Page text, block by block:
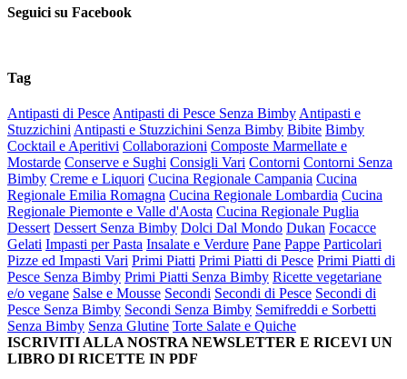
Seguici su Facebook
Tag
Antipasti di Pesce Antipasti di Pesce Senza Bimby Antipasti e
Stuzzichini Antipasti e Stuzzichini Senza Bimby Bibite Bimby
Cocktail e Aperitivi Collaborazioni Composte Marmellate e
Mostarde Conserve e Sughi Consigli Vari Contorni Contorni Senza
Bimby Creme e Liquori Cucina Regionale Campania Cucina
Regionale Emilia Romagna Cucina Regionale Lombardia Cucina
Regionale Piemonte e Valle d'Aosta Cucina Regionale Puglia
Dessert Dessert Senza Bimby Dolci Dal Mondo Dukan Focacce
Gelati Impasti per Pasta Insalate e Verdure Pane Pappe Particolari
Pizze ed Impasti Vari Primi Piatti Primi Piatti di Pesce Primi Piatti di
Pesce Senza Bimby Primi Piatti Senza Bimby Ricette vegetariane
e/o vegane Salse e Mousse Secondi Secondi di Pesce Secondi di
Pesce Senza Bimby Secondi Senza Bimby Semifreddi e Sorbetti
Senza Bimby Senza Glutine Torte Salate e Quiche
ISCRIVITI ALLA NOSTRA NEWSLETTER E RICEVI UN
LIBRO DI RICETTE IN PDF